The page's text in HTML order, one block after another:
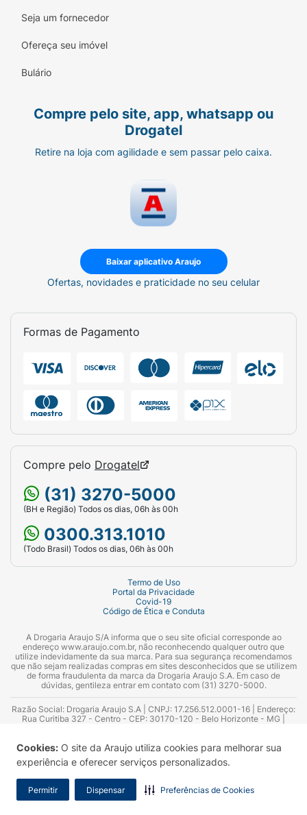
Cookies: O site da Araujo utiliza cookies para melhorar sua
experiência e oferecer serviços personalizados.
Permitir Dispensar Preferências de Cookies
Seja um fornecedor
Ofereça seu imóvel
Bulário
Compre pelo site, app, whatsapp ou
Drogatel
Retire na loja com agilidade e sem passar pelo caixa.
Baixar aplicativo Araujo
Ofertas, novidades e praticidade no seu celular
Formas de Pagamento
Compre pelo Drogatel
(31) 3270-5000
(BH e Região) Todos os dias, 06h às 00h
0300.313.1010
(Todo Brasil) Todos os dias, 06h às 00h
Termo de Uso
Portal da Privacidade
Covid-19
Código de Ética e Conduta
A Drogaria Araujo S/A informa que o seu site oficial corresponde ao
endereço www.araujo.com.br, não reconhecendo qualquer outro que
utilize indevidamente da sua marca. Para sua segurança recomendamos
que não sejam realizadas compras em sites desconhecidos que se utilizem
de forma fraudulenta da marca da Drogaria Araujo S.A. Em caso de
dúvidas, gentileza entrar em contato com (31) 3270-5000.
Razão Social: Drogaria Araujo S.A | CNPJ: 17.256.512.0001-16 | Endereço:
Rua Curitiba 327 - Centro - CEP: 30170-120 - Belo Horizonte - MG |
Azevedo Guimarães – CRF 10.965 | Yasmin Silva Alvarenga – CRF 52.584 -
Consultor substituto: Thiago Aguiar Pinheiro - CRF Nº 13.748. Alvará
Sanitário: 2025020713 | Autorização de Funcionamento da Empresa (AFE):